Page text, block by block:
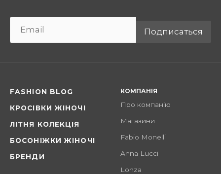
Подписаться
FASHION BLOG
КРОСІВКИ ЖІНОЧІ
ЛІТНЯ КОЛЕКЦІЯ
БОСОНІЖКИ ЖІНОЧІ
БРЕНДИ
КОМПАНІЯ
Про компанію
Магазини
Fabio Monelli
Anna Lucci
Lonza